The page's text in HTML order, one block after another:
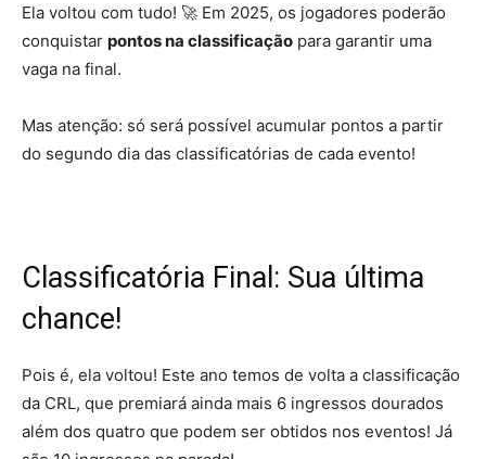
Ela voltou com tudo! 🚀 Em 2025, os jogadores poderão
conquistar pontos na classificação para garantir uma
vaga na final.
Mas atenção: só será possível acumular pontos a partir
do segundo dia das classificatórias de cada evento!
Classificatória Final: Sua última
chance!
Pois é, ela voltou! Este ano temos de volta a classificação
da CRL, que premiará ainda mais 6 ingressos dourados
além dos quatro que podem ser obtidos nos eventos! Já